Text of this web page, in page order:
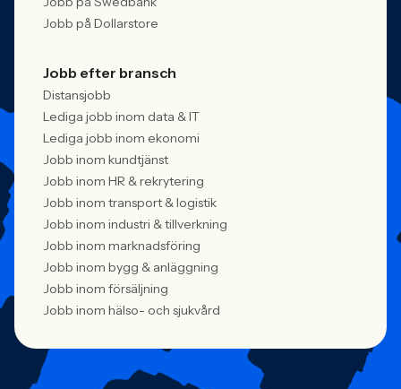
Jobb på Dollarstore
Jobb efter bransch
Distansjobb
Lediga jobb inom data & IT
Lediga jobb inom ekonomi
Jobb inom kundtjänst
Jobb inom HR & rekrytering
Jobb inom transport & logistik
Jobb inom industri & tillverkning
Jobb inom marknadsföring
Jobb inom bygg & anläggning
Jobb inom försäljning
Jobb inom hälso- och sjukvård